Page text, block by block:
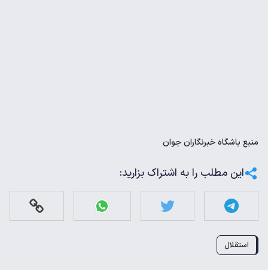
منبع باشگاه خبرنگاران جوان
این مطلب را به اشتراک بزارید:
استقلال